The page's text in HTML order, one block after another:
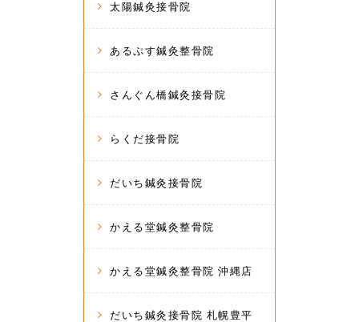
太陽鍼灸接骨院
あるぷす鍼灸整骨院
さんぐん橋鍼灸接骨院
らくだ接骨院
だいち鍼灸接骨院
かえる堂鍼灸整骨院
かえる堂鍼灸整骨院 沖縄店
だいち鍼灸接骨院 札幌豊平